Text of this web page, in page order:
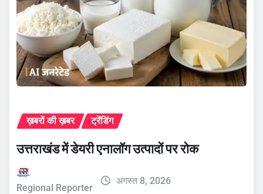
ख़बरों की ख़बर ट्रेंडिंग
उत्तराखंड में डेयरी एनालॉग उत्पादों पर रोक
Regional Reporter
अगस्त 8, 2026